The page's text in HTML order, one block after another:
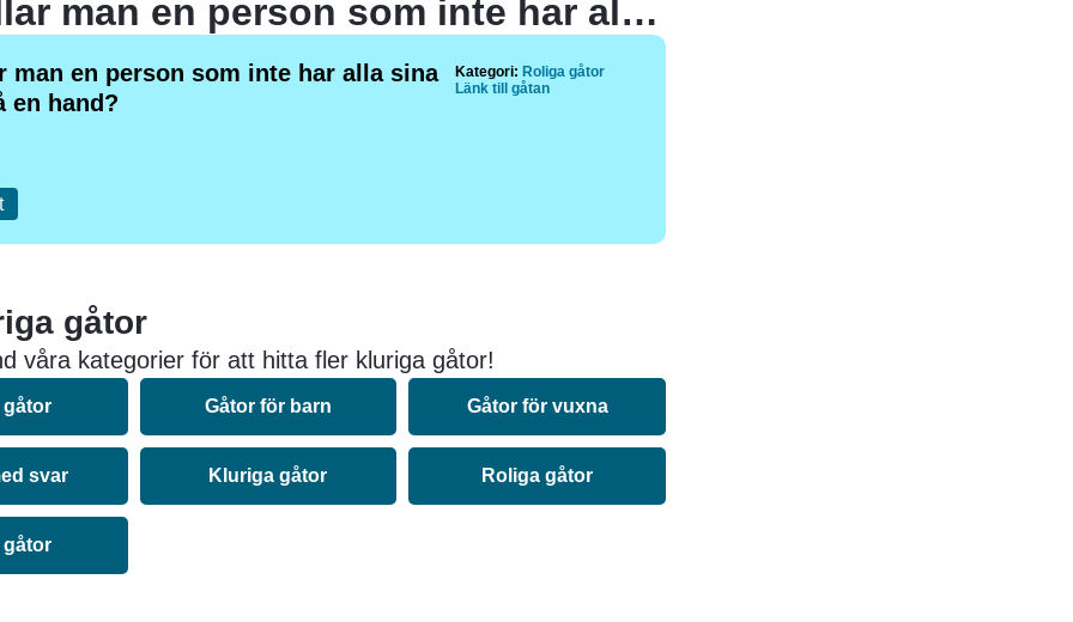
Vad kallar man en person som inte har alla sina fingrar på en hand?
man en person som inte har alla sina
en hand?
Kategori: Roliga gåtor
Länk till gåtan
gåtor
våra kategorier för att hitta fler kluriga gåtor!
gåtor Gåtor för barn Gåtor för vuxna
svar Kluriga gåtor Roliga gåtor
gåtor